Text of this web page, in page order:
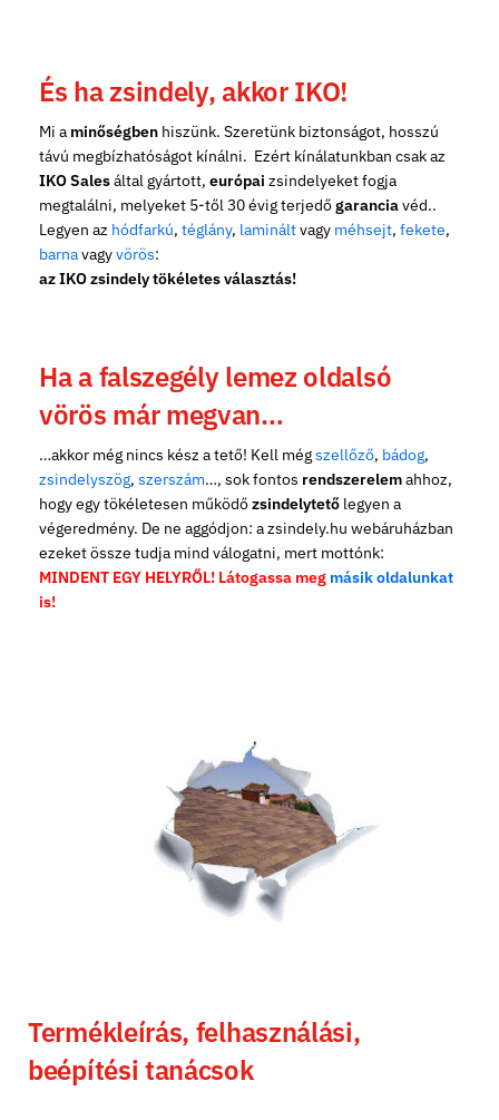
És ha zsindely, akkor IKO!
Mi a minőségben hiszünk. Szeretünk biztonságot, hosszú
távú megbízhatóságot kínálni. Ezért kínálatunkban csak az
IKO Salesáltal gyártott, európai zsindelyeket fogja
megtalálni, melyeket 5-től 30 évig terjedőgaranciavéd..
Legyen az hódfarkú, téglány, lamináltvagy méhsejt, fekete,
barnavagyvörös:
az IKO zsindely tökéletes választás!
Ha a falszegély lemez oldalsó
vörös már megvan…
…akkor még nincs kész a tető! Kell mégszellőző, bádog,
zsindelyszög, szerszám…, sok fontos rendszerelemahhoz,
hogy egy tökéletesen működőzsindelytető legyen a
végeredmény. De ne aggódjon: a zsindely.hu webáruházban
ezeket össze tudja mind válogatni, mert mottónk:
MINDENT EGY HELYRŐL! Látogassa meg másik oldalunkat
is!
Termékleírás, felhasználási,
beépítési tanácsok